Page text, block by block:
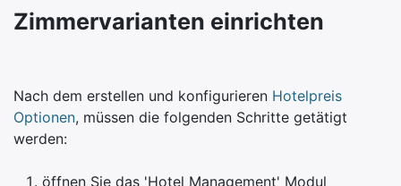
Zimmervarianten einrichten
Nach dem erstellen und konfigurieren Hotelpreis
Optionen, müssen die folgenden Schritte getätigt
werden:
öffnen Sie das 'Hotel Management' Modul